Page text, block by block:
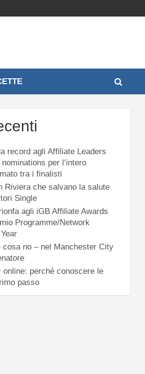
record agli Affiliate Leaders
per l’intero
tra i finalisti
Riviera che salvano la salute
Single
agli iGB Affiliate Awards
Programme/Network
cosa no – nel Manchester City
online: perché conoscere le
passo